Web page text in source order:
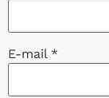
E-mail *